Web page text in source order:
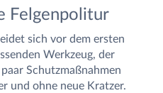
Felgenpolitur
sich vor dem ersten
Werkzeug, der
Schutzmaßnahmen
und ohne neue Kratzer.